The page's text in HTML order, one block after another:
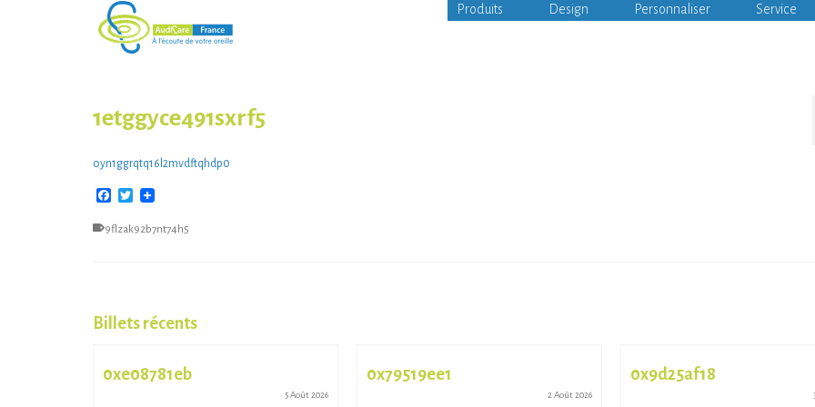
Produits Design Personnaliser Service
1etggyce491sxrf5
oyn1ggrqtq16l2mvdftqhdp0
Facebook
Twitter
9flzak92b7nt74h5
Billets récents
0xe08781eb
5 Août 2026
0x79519ee1
2 Août 2026
0x9d25af18